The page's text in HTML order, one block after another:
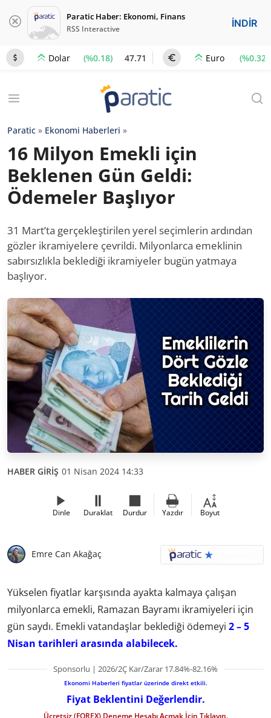
Paratic Haber: Ekonomi, Finans
RSS Interactive İNDİR
Dolar (%0.18) 47.71 Euro (%0.32)
Paratic » Ekonomi Haberleri »
16 Milyon Emekli için
Beklenen Gün Geldi:
Ödemeler Başlıyor
31 Mart’ta gerçekleştirilen yerel seçimlerin ardından
gözler ikramiyelere çevrildi. Milyonlarca emeklinin
sabırsızlıkla beklediği ikramiyeler bugün yatmaya
başlıyor.
HABER GİRİŞ 01 Nisan 2024 14:33
Dinle Duraklat Durdur Yazdır Boyut
Emre Can Akağaç
Yükselen fiyatlar karşısında ayakta kalmaya çalışan
milyonlarca emekli, Ramazan Bayramı ikramiyeleri için
gün saydı. Emekli vatandaşlar beklediği ödemeyi 2 – 5
Nisan tarihleri arasında alabilecek.
Sponsorlu | 2026/2Ç Kar/Zarar 17.84%-82.16%
Ekonomi Haberleri fiyatlar üzerinde direkt etkili.
Fiyat Beklentini Değerlendir.
Ücretsiz (FOREX) Deneme Hesabı Açmak İçin Tıklayın.